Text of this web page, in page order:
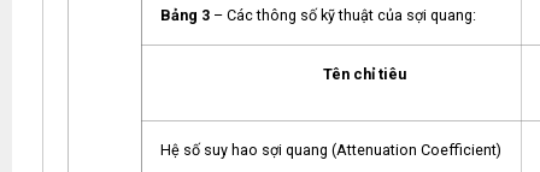
Bảng 3 – Các thông số kỹ thuật của sợi quang:
Tên chỉ tiêu
Hệ số suy hao sợi quang (Attenuation Coefficient)